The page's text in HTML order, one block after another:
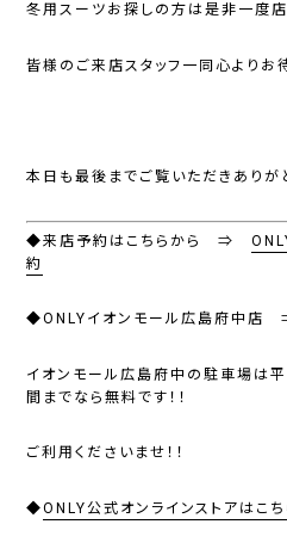
冬用スーツお探しの方は是非一度
皆様のご来店スタッフ一同心よりお
本日も最後までご覧いただきありが
◆来店予約はこちらから ⇒
約
◆ONLYイオンモール広島府中
イオンモール広島府中の駐車場は
間までなら無料です！！
ご利用くださいませ！！
◆ONLY公式オンラインストアはこち